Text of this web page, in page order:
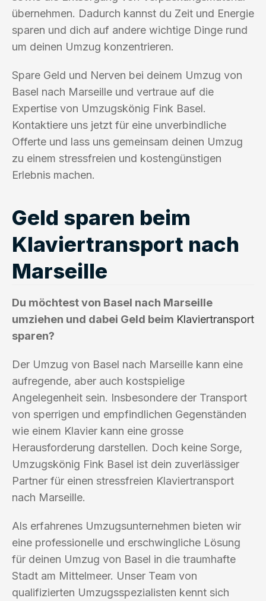
übernehmen. Dadurch kannst du Zeit und Energie
sparen und dich auf andere wichtige Dinge rund
um deinen Umzug konzentrieren.
Spare Geld und Nerven bei deinem Umzug von
Basel nach Marseille und vertraue auf die
Expertise von Umzugskönig Fink Basel.
Kontaktiere uns jetzt für eine unverbindliche
Offerte und lass uns gemeinsam deinen Umzug
zu einem stressfreien und kostengünstigen
Erlebnis machen.
Geld sparen beim
Klaviertransport nach
Marseille
Du möchtest von Basel nach Marseille
umziehen und dabei Geld beim Klaviertransport
sparen?
Der Umzug von Basel nach Marseille kann eine
aufregende, aber auch kostspielige
Angelegenheit sein. Insbesondere der Transport
von sperrigen und empfindlichen Gegenständen
wie einem Klavier kann eine grosse
Herausforderung darstellen. Doch keine Sorge,
Umzugskönig Fink Basel ist dein zuverlässiger
Partner für einen stressfreien Klaviertransport
nach Marseille.
Als erfahrenes Umzugsunternehmen bieten wir
eine professionelle und erschwingliche Lösung
für deinen Umzug von Basel in die traumhafte
Stadt am Mittelmeer. Unser Team von
qualifizierten Umzugsspezialisten kennt sich